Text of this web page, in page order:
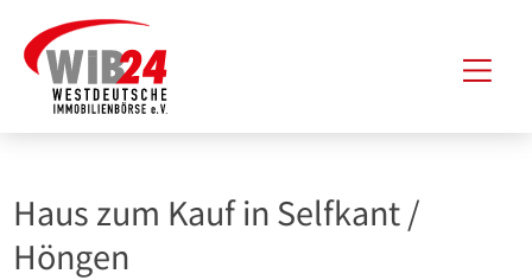
Inhalt
springen
Haus zum Kauf in Selfkant /
Höngen